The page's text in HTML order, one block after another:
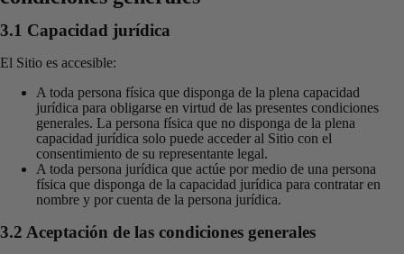
3.1 Capacidad jurídica
El Sitio es accesible:
A toda persona física que disponga de la plena capacidad
jurídica para obligarse en virtud de las presentes condiciones
generales. La persona física que no disponga de la plena
capacidad jurídica solo puede acceder al Sitio con el
consentimiento de su representante legal.
A toda persona jurídica que actúe por medio de una persona
física que disponga de la capacidad jurídica para contratar en
nombre y por cuenta de la persona jurídica.
3.2 Aceptación de las condiciones generales